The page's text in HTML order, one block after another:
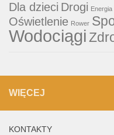
Dla dzieci Drogi Energia
Oświetlenie Rower
Wodociągi
WIĘCEJ
KONTAKTY